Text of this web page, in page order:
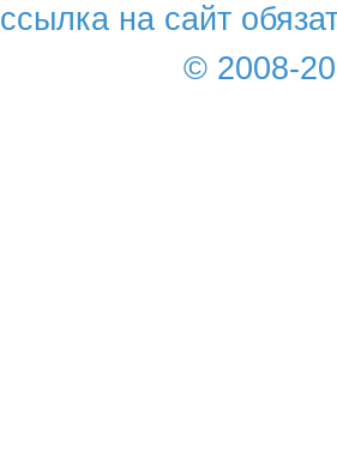
ссылка на сайт
© 2008-